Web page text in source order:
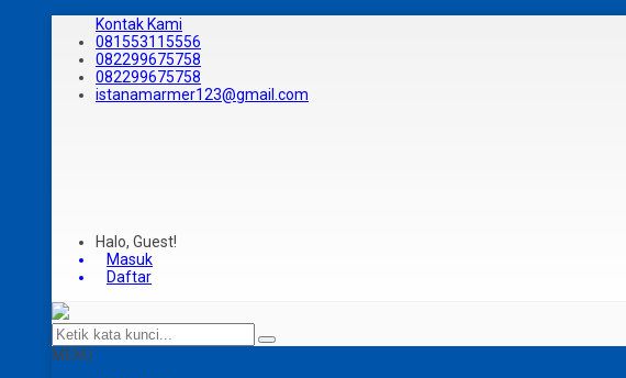
Kontak Kami
081553115556
082299675758
082299675758
istanamarmer123@gmail.com
Halo, Guest!
Masuk
Daftar
MENU